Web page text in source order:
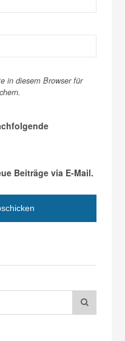
in diesem Browser für
Beiträge via E-Mail.